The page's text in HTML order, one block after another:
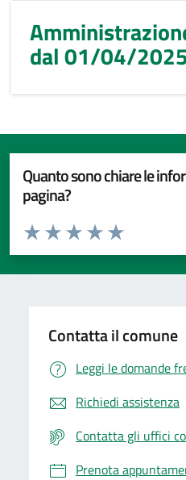
dal 01/04/
Quanto sono chiare le
pagina?
Valuta da 1 a 5 stelle la pagina
Valuta 5
Valuta 4 stelle su
Valuta 3 stelle su 5
Valuta 2 stelle su 5
Valuta 1 stelle su 5
Contatta il comune
Leggi le domande
Richiedi assistenza
Contatta gli uffici
Prenota